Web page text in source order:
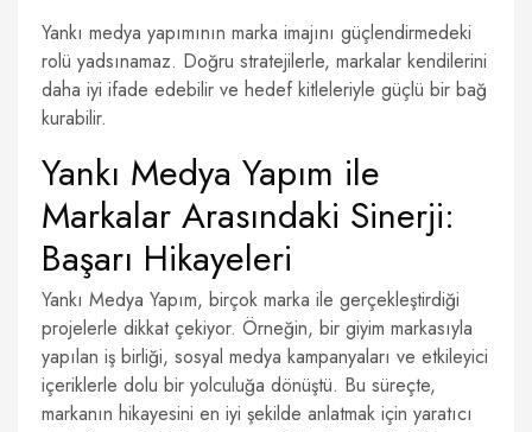
Yankı medya yapımının marka imajını güçlendirmedeki
rolü yadsınamaz. Doğru stratejilerle, markalar kendilerini
daha iyi ifade edebilir ve hedef kitleleriyle güçlü bir bağ
kurabilir.
Yankı Medya Yapım ile
Markalar Arasındaki Sinerji:
Başarı Hikayeleri
Yankı Medya Yapım, birçok marka ile gerçekleştirdiği
projelerle dikkat çekiyor. Örneğin, bir giyim markasıyla
yapılan iş birliği, sosyal medya kampanyaları ve etkileyici
içeriklerle dolu bir yolculuğa dönüştü. Bu süreçte,
markanın hikayesini en iyi şekilde anlatmak için yaratıcı